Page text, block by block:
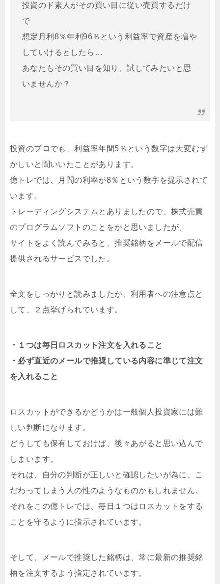
投資のド素人がその買い目に従い売買するだけ
で
想定月利8％年利96％という利益率で資産を増や
していけるとしたら…
あなたもその買い目を知り、試してみたいと思
いませんか？
投資のプロでも、利益率年間5％という数字は大変むず
かしいと聞いいたことがあります。
億トレでは、月間の利率が8％という数字を提示されて
います。
トレーディングシステムとありましたので、株式売買
のプログラムソフトのことをかと思いましたが、
サイトをよく読んでみると、推奨銘柄をメールで配信
提供されるサービスでした。
全文をしっかりと読みましたが、利用者への注意点と
して、２点挙げられています。
・１つは毎日ロスカット注文を入れること
・必ず直近のメールで推奨している内容に準じて注文
を入れること
ロスカットができるかどうかは一般個人投資家には難
しい判断になります。
どうしても保有しておけば、後々あがると思い込んで
しまいます。
それは、自分の判断が正しいと確認したいが為に、こ
だわってしまう人の性のようなものかもしれません。
それをこの億トレでは、毎日１つはロスカットをする
ことを守るように指示されています。
そして、メールで推奨した銘柄は、常に最新の推奨銘
柄を注文するよう指定されています。